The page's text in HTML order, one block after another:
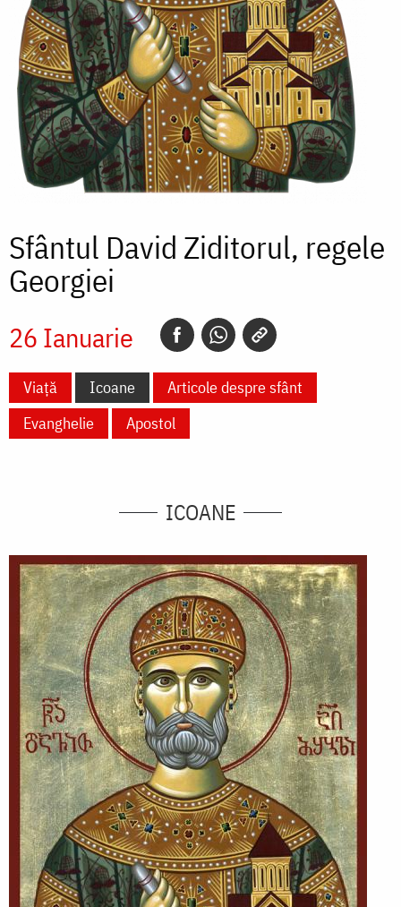
Sfântul David Ziditorul, regele
Georgiei
26 Ianuarie
Viață Icoane
Articole despre sfânt
Evanghelie
Apostol
ICOANE